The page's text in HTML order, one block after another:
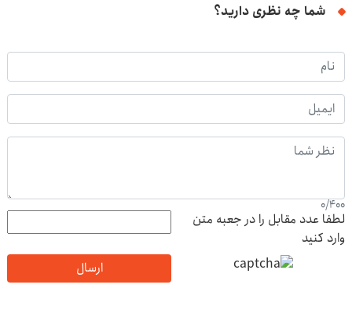
شما چه نظری دارید؟
0/400
لطفا عدد مقابل را در جعبه متن
وارد کنید
ارسال